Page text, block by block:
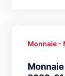
Monnaie -